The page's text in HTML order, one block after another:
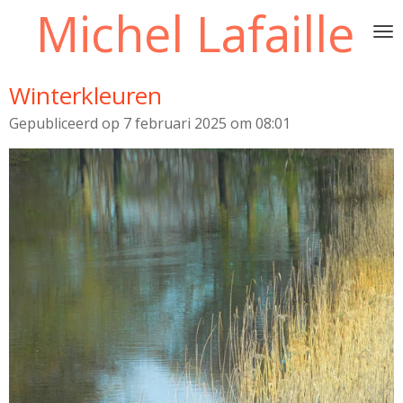
hoofdinhoud
Michel Lafaille
Winterkleuren
Gepubliceerd op 7 februari 2025 om 08:01